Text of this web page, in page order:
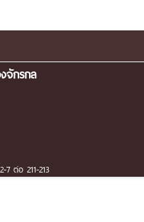
จักรกล
7 ต่อ 211-213